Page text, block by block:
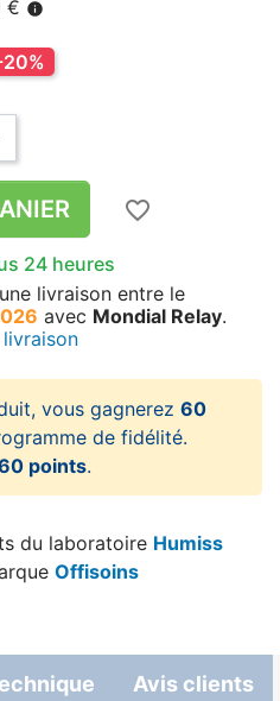
€ info
favorite_border
24 heures
livraison entre le
avec Mondial Relay.
vous gagnerez 60
de fidélité.
points.
du laboratoire Humiss
Offisoins
Avis clients